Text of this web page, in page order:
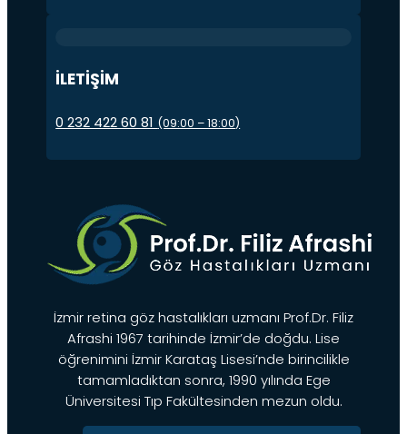
İLETİŞİM
0 232 422 60 81 (09:00 – 18:00)
İzmir retina göz hastalıkları uzmanı Prof.Dr. Filiz
Afrashi 1967 tarihinde İzmir’de doğdu. Lise
öğrenimini İzmir Karataş Lisesi’nde birincilikle
tamamladıktan sonra, 1990 yılında Ege
Üniversitesi Tıp Fakültesinden mezun oldu.